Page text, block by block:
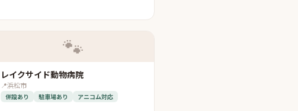
🐾
レイクサイド動物病院
📍浜松市
併設あり 駐車場あり アニコム対応